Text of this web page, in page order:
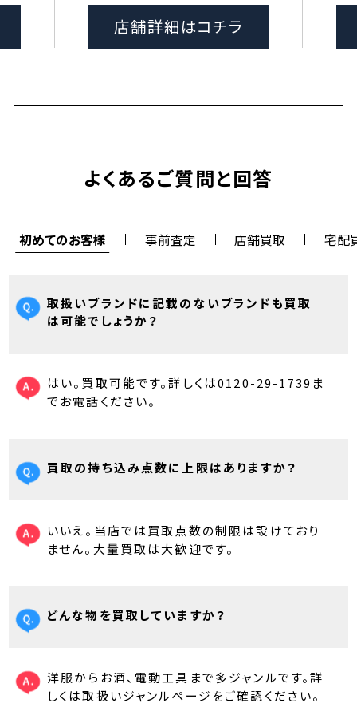
店舗詳細はコチラ
よくあるご質問と回答
初めてのお客様 事前査定 店舗買取 宅配
取扱いブランドに記載のないブランドも買取
は可能でしょうか？
はい。買取可能です。詳しくは0120-29-1739ま
でお電話ください。
買取の持ち込み点数に上限はありますか？
いいえ。当店では買取点数の制限は設けており
ません。大量買取は大歓迎です。
どんな物を買取していますか？
洋服からお酒、電動工具まで多ジャンルです。詳
しくは取扱いジャンルページをご確認ください。